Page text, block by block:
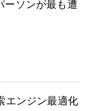
ーソンが最も遭
エンジン最適化